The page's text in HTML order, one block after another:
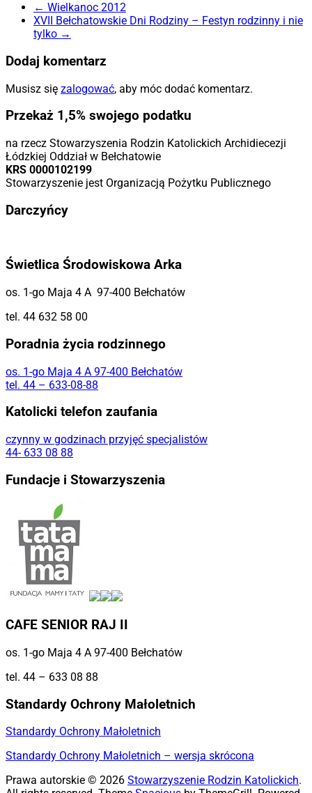
← Wielkanoc 2012
XVII Bełchatowskie Dni Rodziny – Festyn rodzinny i nie
tylko →
Dodaj komentarz
Musisz się zalogować, aby móc dodać komentarz.
Przekaż 1,5% swojego podatku
na rzecz Stowarzyszenia Rodzin Katolickich Archidiecezji
Łódzkiej Oddział w Bełchatowie
KRS 0000102199
Stowarzyszenie jest Organizacją Pożytku Publicznego
Darczyńcy
Świetlica Środowiskowa Arka
os. 1-go Maja 4 A 97-400 Bełchatów
tel. 44 632 58 00
Poradnia życia rodzinnego
os. 1-go Maja 4 A 97-400 Bełchatów
tel. 44 – 633-08-88
Katolicki telefon zaufania
czynny w godzinach przyjęć specjalistów
44- 633 08 88
Fundacje i Stowarzyszenia
CAFE SENIOR RAJ II
os. 1-go Maja 4 A 97-400 Bełchatów
tel. 44 – 633 08 88
Standardy Ochrony Małoletnich
Standardy Ochrony Małoletnich
Standardy Ochrony Małoletnich – wersja skrócona
Prawa autorskie © 2026 Stowarzyszenie Rodzin Katolickich.